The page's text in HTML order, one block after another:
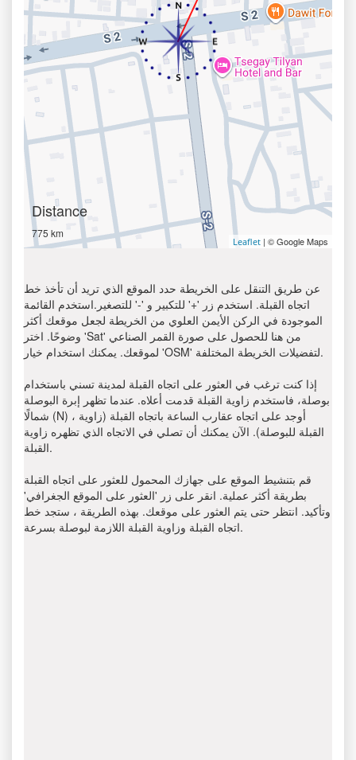
Distance
775 km
Leaflet | © Google Maps
عن طريق التنقل على الخريطة حدد الموقع الذي تريد أن تأخذ خط
اتجاه القبلة. استخدم زر '+' للتكبير و '-' للتصغير.استخدم القائمة
الموجودة في الركن الأيمن العلوي من الخريطة لجعل موقعك أكثر
وضوحًا. اختر 'Sat' من هنا للحصول على صورة القمر الصناعي
لموقعك. يمكنك استخدام خيار 'OSM' لتفضيلات الخريطة المختلفة.
إذا كنت ترغب في العثور على اتجاه القبلة لمدينة تسني باستخدام
بوصلة، فاستخدم زاوية القبلة قدمت أعلاه. عندما تظهر إبرة البوصلة
شمالًا (N) ، أوجد على اتجاه عقارب الساعة باتجاه القبلة (زاوية
القبلة للبوصلة). الآن يمكنك أن تصلي في الاتجاه الذي تظهره زاوية
القبلة.
قم بتنشيط الموقع على جهازك المحمول للعثور على اتجاه القبلة
بطريقة أكثر عملية. انقر على زر 'العثور على الموقع الجغرافي'
وتأكيد. انتظر حتى يتم العثور على موقعك. بهذه الطريقة ، ستجد خط
اتجاه القبلة وزاوية القبلة اللازمة لبوصلة بسرعة.